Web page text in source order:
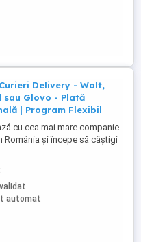
Delivery - Wolt,
sau Glovo - Plată
| Program Flexibil
cu cea mai mare companie
România și începe să câștigi
Minim 18 ani Mijloc de
(mașină, scuter,
sau bicicletă) Telefon mobil
- Ce oferim: Plată
fără întârzieri Bonusuri
automat